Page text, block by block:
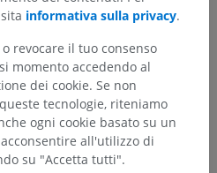
>
telencefalo>
calloso
informativa sulla privacy.
revocare il tuo consenso
momento accedendo al
dei cookie. Se non
tecnologie, riteniamo
ogni cookie basato su un
all'utilizzo di
su "Accetta tutti".